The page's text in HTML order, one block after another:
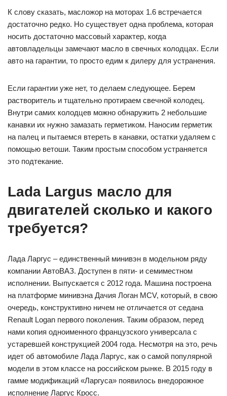
К слову сказать, масложор на моторах 1.6 встречается
достаточно редко. Но существует одна проблема, которая
носить достаточно массовый характер, когда
автовладельцы замечают масло в свечных колодцах. Если
авто на гарантии, то просто едим к дилеру для устранения.
Если гарантии уже нет, то делаем следующее. Берем
растворитель и тщательно протираем свечной колодец.
Внутри самих колодцев можно обнаружить 2 небольшие
канавки их нужно замазать герметиком. Наносим герметик
на палец и пытаемся втереть в канавки, остатки удаляем с
помощью ветоши. Таким простым способом устраняется
это подтекание.
Lada Largus масло для
двигателей сколько и какого
требуется?
Лада Ларгус – единственный минивэн в модельном ряду
компании АвтоВАЗ. Доступен в пяти- и семиместном
исполнении. Выпускается с 2012 года. Машина построена
на платформе минивэна Дачия Логан MCV, который, в свою
очередь, конструктивно ничем не отличается от седана
Renault Logan первого поколения. Таким образом, перед
нами копия одноименного французского универсала с
устаревшей конструкцией 2004 года. Несмотря на это, речь
идет об автомобиле Лада Ларгус, как о самой популярной
модели в этом классе на российском рынке. В 2015 году в
гамме модификаций «Ларгуса» появилось внедорожное
исполнение Ларгус Кросс.